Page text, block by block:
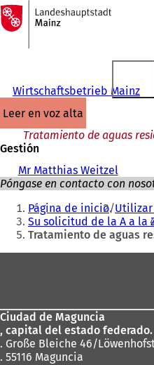
Saltar al contenido
A
la
página
Wirtschaftsbetrieb Mainz
leer en voz alta
Tratamiento de aguas
Gestión
Mr Matthias Weitzel
Póngase en contacto con
Estás
aquí:
Página de inicio
Su solicitud de la A a la
Tratamiento de aguas
pies
Ciudad de Maguncia
, capital del estado federado.
. Große Bleiche 46/
. 55116 Maguncia